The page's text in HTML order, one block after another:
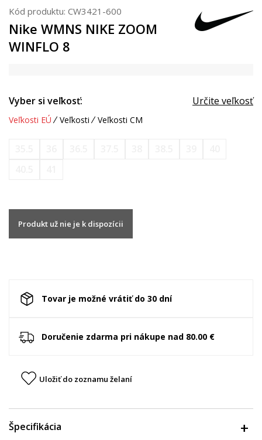
Kód produktu: CW3421-600
Nike WMNS NIKE ZOOM
WINFLO 8
Vyber si veľkosť: Určite veľkosť
Veľkosti EÚ Veľkosti Veľkosti CM
Produkt už nie je k dispozícii
Tovar je možné vrátiť do 30 dní
Doručenie zdarma pri nákupe nad 80.00 €
Uložiť do zoznamu želaní
Špecifikácia